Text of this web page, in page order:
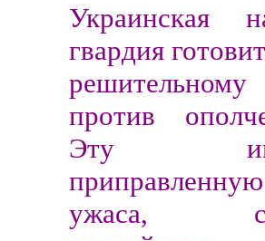
Украинская
гвардия
против
Эту
ужаса,